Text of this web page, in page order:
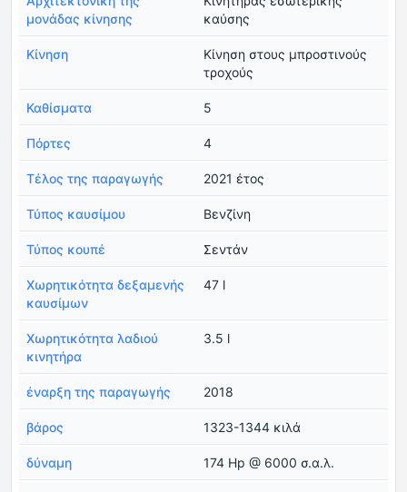
μονάδας κίνησης
καύσης
Κίνηση
Κίνηση στους μπροστινούς
τροχούς
Καθίσματα 5
Πόρτες 4
Τέλος της παραγωγής 2021 έτος
Τύπος καυσίμου Βενζίνη
Τύπος κουπέ Σεντάν
Χωρητικότητα δεξαμενής
καυσίμων
47 l
Χωρητικότητα λαδιού
κινητήρα
3.5 l
έναρξη της παραγωγής 2018
βάρος 1323-1344 κιλά
δύναμη 174 Hp @ 6000 σ.α.λ.